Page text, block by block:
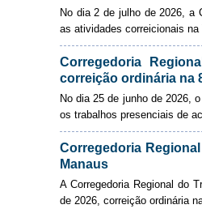
No dia 2 de julho de 2026, a
as atividades correicionais na
Corregedoria
correição ordinária na
No dia 25 de junho de 2026,
os trabalhos presenciais de
Corregedoria
Manaus
A Corregedoria Regional do
de 2026, correição ordinária